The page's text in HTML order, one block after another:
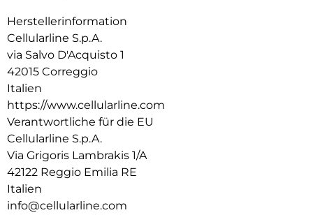
Herstellerinformation
Cellularline S.p.A.
via Salvo D'Acquisto 1
42015 Correggio
Italien
https://www.cellularline.com
Verantwortliche für die EU
Cellularline S.p.A.
Via Grigoris Lambrakis 1/A
42122 Reggio Emilia RE
Italien
info@cellularline.com